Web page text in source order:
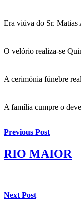
Era viúva do Sr.
O velório realiza-se
A cerimónia fúnebre
A família cumpre o
Previous Post
RIO MAIOR
Next Post